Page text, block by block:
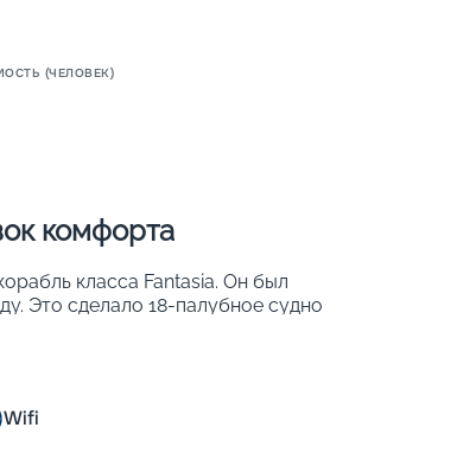
(ЧЕЛОВЕК)
комфорта
класса Fantasia. Он был
Это сделало 18-палубное судно
Wifi